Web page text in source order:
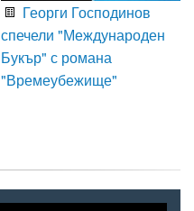
Георги Господинов
спечели "Международен
Букър" с романа
"Времеубежище"